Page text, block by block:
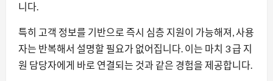
니다.
특히 고객 정보를 기반으로 즉시 심층 지원이 가능해져, 사용
자는 반복해서 설명할 필요가 없어집니다. 이는 마치 3 급 지
원 담당자에게 바로 연결되는 것과 같은 경험을 제공합니다.